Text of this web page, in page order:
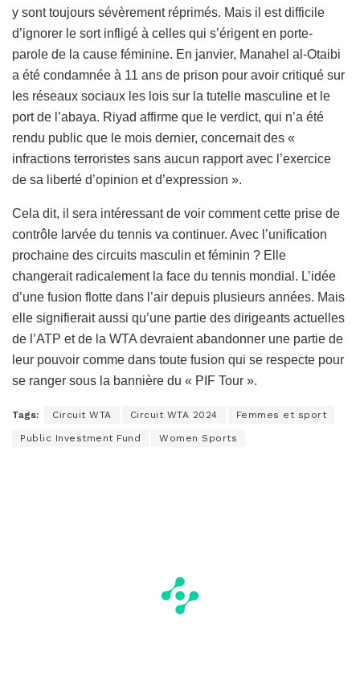
y sont toujours sévèrement réprimés. Mais il est difficile
d’ignorer le sort infligé à celles qui s’érigent en porte-
parole de la cause féminine. En janvier, Manahel al-Otaibi
a été condamnée à 11 ans de prison pour avoir critiqué sur
les réseaux sociaux les lois sur la tutelle masculine et le
port de l’abaya. Riyad affirme que le verdict, qui n’a été
rendu public que le mois dernier, concernait des «
infractions terroristes sans aucun rapport avec l’exercice
de sa liberté d’opinion et d’expression ».
Cela dit, il sera intéressant de voir comment cette prise de
contrôle larvée du tennis va continuer. Avec l’unification
prochaine des circuits masculin et féminin ? Elle
changerait radicalement la face du tennis mondial. L’idée
d’une fusion flotte dans l’air depuis plusieurs années. Mais
elle signifierait aussi qu’une partie des dirigeants actuelles
de l’ATP et de la WTA devraient abandonner une partie de
leur pouvoir comme dans toute fusion qui se respecte pour
se ranger sous la bannière du « PIF Tour ».
Tags: Circuit WTA Circuit WTA 2024 Femmes et sport
Public Investment Fund Women Sports